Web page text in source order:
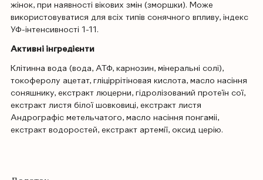
жінок, при наявності вікових змін (зморшки). Може
використовуватися для всіх типів сонячного впливу, індекс
УФ-інтенсивності 1-11.
Активні інгредієнти
Клітинна вода (вода, АТФ, карнозин, мінеральні солі),
токоферолу ацетат, гліціррітіновая кислота, масло насіння
соняшнику, екстракт люцерни, гідролізований протеїн сої,
екстракт листя білої шовковиці, екстракт листя
Андрографіс метельчатого, масло насіння понгаміі,
екстракт водоростей, екстракт артемії, оксид церію.